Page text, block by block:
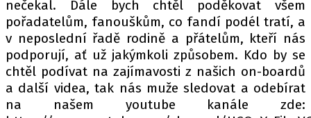
nečekal. Dále bych chtěl poděkovat všem
pořadatelům, fanouškům, co fandí podél tratí, a
v neposlední řadě rodině a přátelům, kteří nás
podporují, ať už jakýmkoli způsobem. Kdo by se
chtěl podívat na zajímavosti z našich on-boardů
a další videa, tak nás muže sledovat a odebírat
na našem youtube kanále zde: